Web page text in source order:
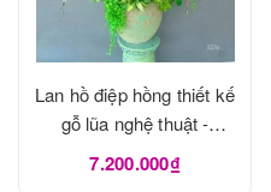
Lan hồ điệp hồng thiết kế
gỗ lũa nghệ thuật -
LHD1273
7.200.000₫